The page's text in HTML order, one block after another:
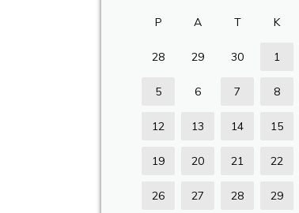
P A T K
28 29 30 1
5 6 7 8
12 13 14 15
19 20 21 22
26 27 28 29